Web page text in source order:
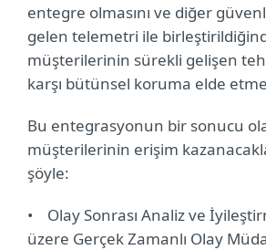
entegre olmasını ve diğer
gelen telemetri ile
müşterilerinin sürekli gelişen
karşı bütünsel koruma elde
Bu entegrasyonun bir sonucu
müşterilerinin erişim
şöyle:
• Olay Sonrası Analiz ve
üzere Gerçek Zamanlı Olay